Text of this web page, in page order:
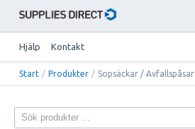
Hjälp Kontakt
Start / Produkter / Sopsäckar / Avfallspåsar